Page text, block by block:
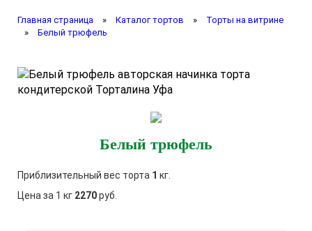
Главная страница » Каталог тортов »
Торты на витрине
»
Белый трюфель
Белый трюфель
Приблизительный вес торта 1 кг.
Цена за 1 кг 2270руб.